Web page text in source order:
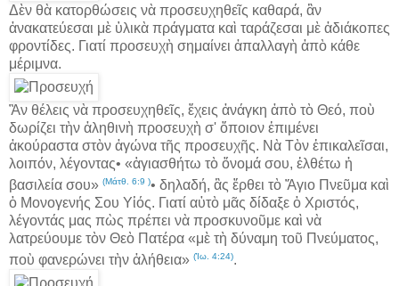
Δὲν θὰ κατορθώσεις νὰ προσευχηθεῖς καθαρά, ἂν
ἀνακατεύεσαι μὲ ὑλικὰ πράγματα καὶ ταράζεσαι μὲ ἀδιάκοπες
φροντίδες. Γιατί προσευχὴ σημαίνει ἀπαλλαγὴ ἀπὸ κάθε
μέριμνα.
Ἂν θέλεις νὰ προσευχηθεῖς, ἔχεις ἀνάγκη ἀπὸ τὸ Θεό, ποὺ
δωρίζει τὴν ἀληθινὴ προσευχὴ σ' ὅποιον ἐπιμένει
ἀκούραστα στὸν ἀγώνα τῆς προσευχῆς. Νὰ Τὸν ἐπικαλεῖσαι,
λοιπόν, λέγοντας• «ἁγιασθήτω τὸ ὄνομά σου, ἐλθέτω ἡ
βασιλεία σου» (Μάτθ. 6:9 )• δηλαδή, ἂς ἔρθει τὸ Ἅγιο Πνεῦμα καὶ
ὁ Μονογενής Σου Υἱός. Γιατί αὐτὸ μᾶς δίδαξε ὁ Χριστός,
λέγοντάς μας πὼς πρέπει νὰ προσκυνοῦμε καὶ νὰ
λατρεύουμε τὸν Θεὸ Πατέρα «μὲ τὴ δύναμη τοῦ Πνεύματος,
ποὺ φανερώνει τὴν ἀλήθεια» (Ἰω. 4:24).